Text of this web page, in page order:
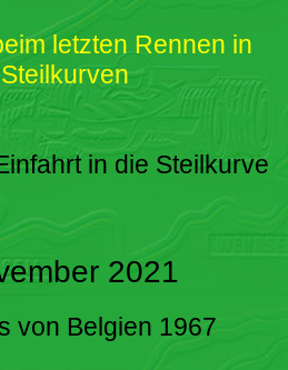
letzten Rennen in
in die Steilkurve
2021
von Belgien 1967